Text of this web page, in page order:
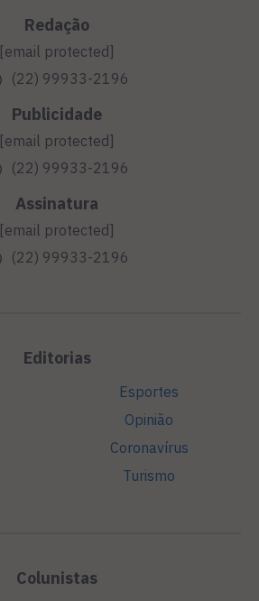
Redação
[email protected]
(22) 99933-2196
Publicidade
[email protected]
(22) 99933-2196
Assinatura
[email protected]
(22) 99933-2196
Editorias
Esportes
Opinião
Coronavírus
Turismo
Colunistas